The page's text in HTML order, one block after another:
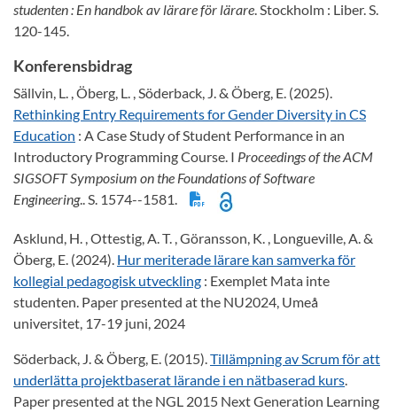
studenten : En handbok av lärare för lärare. Stockholm : Liber. S.
120-145.
Konferensbidrag
Sällvin, L. , Öberg, L. , Söderback, J. & Öberg, E. (2025).
Rethinking Entry Requirements for Gender Diversity in CS
Education : A Case Study of Student Performance in an
Introductory Programming Course. I Proceedings of the ACM
SIGSOFT Symposium on the Foundations of Software
Engineering.. S. 1574--1581.
Asklund, H. , Ottestig, A. T. , Göransson, K. , Longueville, A. &
Öberg, E. (2024). Hur meriterade lärare kan samverka för
kollegial pedagogisk utveckling : Exemplet Mata inte
studenten. Paper presented at the NU2024, Umeå
universitet, 17-19 juni, 2024
Söderback, J. & Öberg, E. (2015).Tillämpning av Scrum för att
underlätta projektbaserat lärande i en nätbaserad kurs.
Paper presented at the NGL 2015 Next Generation Learning